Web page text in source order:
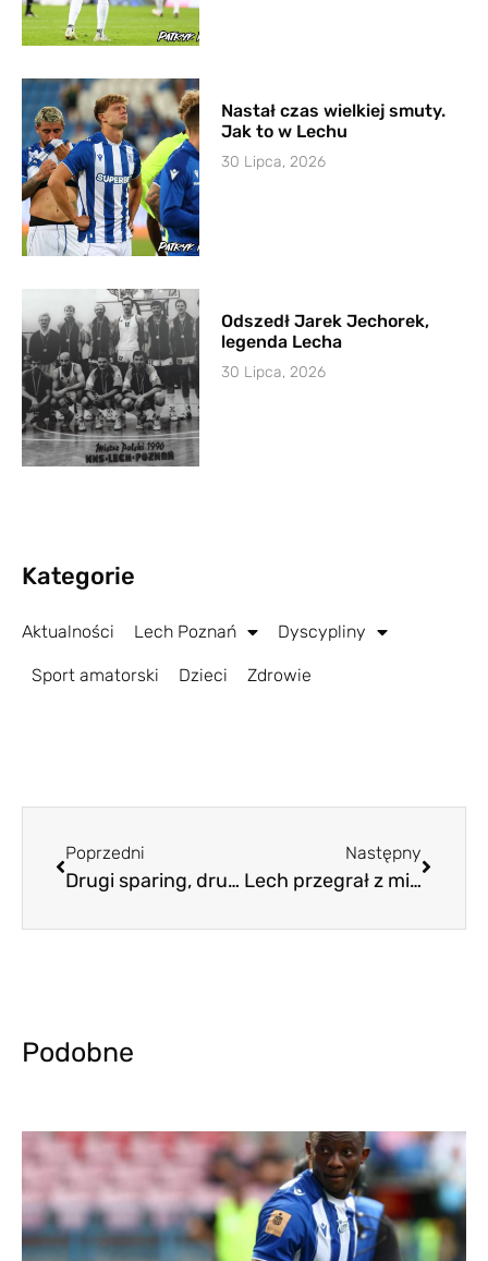
Nastał czas wielkiej smuty.
Jak to w Lechu
30 Lipca, 2026
Odszedł Jarek Jechorek,
legenda Lecha
30 Lipca, 2026
Kategorie
Aktualności Lech Poznań Dyscypliny
Sport amatorski Dzieci Zdrowie
Poprzedni
Drugi sparing, drugie zwycięstwo Lecha
Następny
Lech przegrał z mistrzem Gruzji
Podobne